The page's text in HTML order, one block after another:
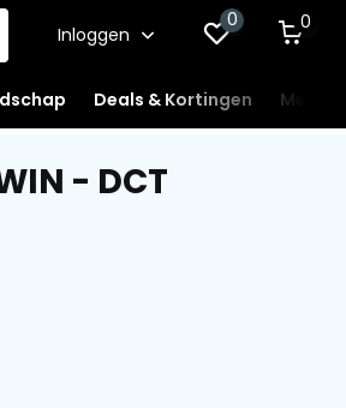
Inloggen
0 0
Deals & Kortingen
- DCT